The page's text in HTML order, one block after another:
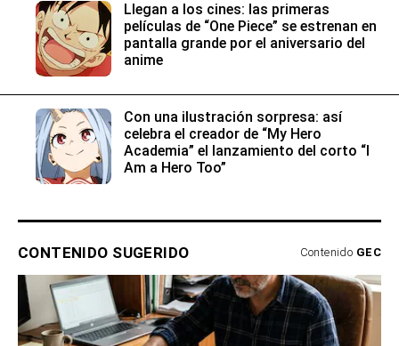
Llegan a los cines: las primeras
películas de “One Piece” se estrenan en
pantalla grande por el aniversario del
anime
Con una ilustración sorpresa: así
celebra el creador de “My Hero
Academia” el lanzamiento del corto “I
Am a Hero Too”
CONTENIDO SUGERIDO Contenido GEC